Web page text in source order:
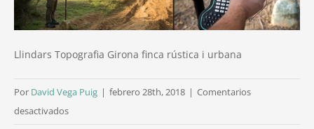
Llindars Topografia Girona finca rústica i urbana
Por David Vega Puig | febrero 28th, 2018 | Comentarios
desactivadosen